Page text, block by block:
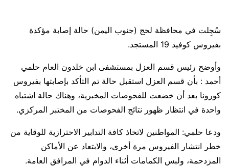
سُجِلت في محافظة لحج (جنوب اليمن) حالة إصابة مؤكدة
بفيروس كوفيد 19 المستجد.
وأوضح رئيس قسم العزل بمستشفى ابن خلدون العام حلمي
أحمد : بأن قسم العزل استقبل حالة تم التأكد بإصابتها بفيروس
كورونا بعد أن خضعت للفحوصات المخبرية، وهناك حالة اشتباه
واحدة في انتظار ظهور نتائج الفحوصات من المختبر المركزي.
ودعا حلمي: المواطنين لاتخاذ كافة التدابير الاحترازية للوقاية من
خطر انتشار الفيروس مرة أخرى، والابتعاد عن الأماكن
المزدحمة، ولبس الكمامات أثناء الدوام في المرافق العامة.